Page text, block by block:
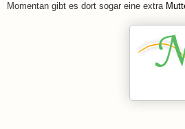
Momentan gibt es dort sogar eine extra